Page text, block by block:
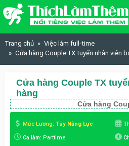
Skip to content
Trang chủ
Việc làm full-time
Cửa hàng Couple TX tuyển nhân viên
Cửa hàng Couple TX
hàng
Cửa hàng
Mức Lương: Tùy Năng Lực
Ca làm: Parttime